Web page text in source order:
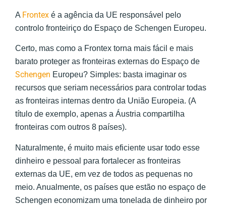
A Frontex é a agência da UE responsável pelo
controlo fronteiriço do Espaço de Schengen Europeu.
Certo, mas como a Frontex torna mais fácil e mais
barato proteger as fronteiras externas do Espaço de
Schengen Europeu? Simples: basta imaginar os
recursos que seriam necessários para controlar todas
as fronteiras internas dentro da União Europeia. (A
título de exemplo, apenas a Áustria compartilha
fronteiras com outros 8 países).
Naturalmente, é muito mais eficiente usar todo esse
dinheiro e pessoal para fortalecer as fronteiras
externas da UE, em vez de todos as pequenas no
meio. Anualmente, os países que estão no espaço de
Schengen economizam uma tonelada de dinheiro por